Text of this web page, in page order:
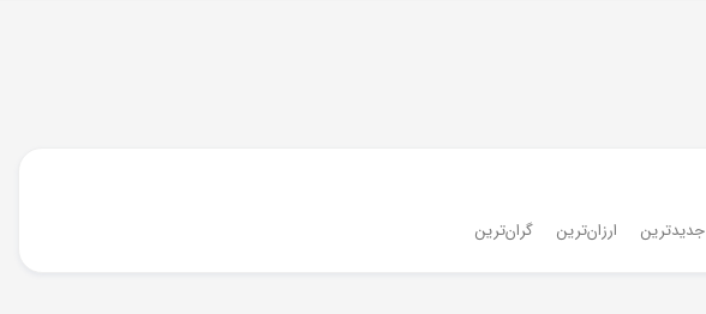
جدیدترین ارزان‌ترین گران‌ترین